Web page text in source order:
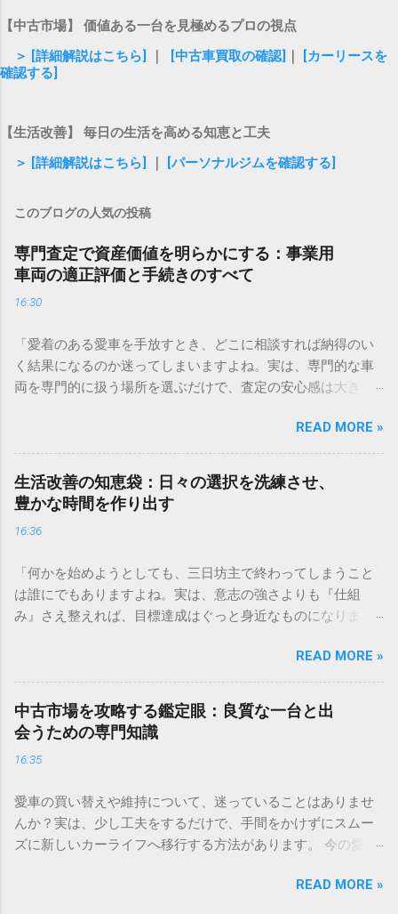
【中古市場】 価値ある一台を見極めるプロの視点
＞ [詳細解説はこちら]
[中古車買取の確認]
[カーリースを
確認する]
【生活改善】 毎日の生活を高める知恵と工夫
＞ [詳細解説はこちら]
[パーソナルジムを確認する]
このブログの人気の投稿
専門査定で資産価値を明らかにする：事業用
車両の適正評価と手続きのすべて
16:30
「愛着のある愛車を手放すとき、どこに相談すれば納得のい
く結果になるのか迷ってしまいますよね。実は、専門的な車
両を専門的に扱う場所を選ぶだけで、査定の安心感は大きく
いるなら、まずは気軽に相談してみるのが近道ですよ。」 ✅
愛車の査定についてプロに相談してみる 「事業で使っている
車両、今の本当の価値はどれくらいだろう？」と考えたこと
はありませんか。日々の業務を支えるトラックや重機、営業
車などの車両は、企業にとって大切な資産です。しかし、い
ざその価値を正確に把握しようとすると、計算方法が複雑だ
いものです。 資産の評価が曖昧なままだと、買い替えのタイ
ミングを逃したり、経理上の処理で思わぬ不利益を被ったり
する可能性もあります。この記事では、専門的な視点から事
るための具体的なポイントを解説します。 専門査定が事業運
営にもたらす信頼と透明性 事業用資産の管理において、客観
的な数値で価値を証明できることは、経営の健全性を示す重
要な要素となります。単なる帳簿上の数字ではなく、プロの
観的な評価基準の重要性 車両の価値は、単に年式や走行距離
だけで決まるわけではありません。中古車市場全体での需
要、業界ごとの景気動向、さらには輸出市場での人気など、
多角的な要因が絡み合っています。 専門の鑑定機関や業者
は、膨大な取引データを基に「今、その車両がいくらで取引
READ MORE »
生活改善の知恵袋：日々の選択を洗練させ、
豊かな時間を作り出す
16:36
「何かを始めようとしても、三日坊主で終わってしまうこと
は誰にでもありますよね。実は、意志の強さよりも『仕組
み』さえ整えれば、目標達成はぐっと身近なものになりま
めの新しいトレーニング習慣を身につけてみませんか。」 ✅
目標達成のための習慣化トレーニングを詳しく見る 「毎日が
慌ただしく過ぎてしまい、やりたいことに手が回らない」
「もっと効率よく過ごせれば、心に余裕が持てるのに」と感
じることはありませんか。現代社会は情報やモノがあふれて
おり、私たちは無意識のうちに多くのリソースを消費してい
るだけでなく、自分にとって本当に価値のあるものを見極め
る力が必要です。 日々の何気ない選択を少しだけ洗練させる
ことで、驚くほど自由に使える時間が増え、精神的な充足感
能な豊かな毎日を築くための実践的なメソッドを詳しくお届
READ MORE »
中古市場を攻略する鑑定眼：良質な一台と出
会うための専門知識
16:35
愛車の買い替えや維持について、迷っていることはありませ
んか？実は、少し工夫をするだけで、手間をかけずにスムー
ズに新しいカーライフへ移行する方法があります。 今の愛車
選ぶこと。この2つのポイントを押さえておくだけで、車選び
READ MORE »